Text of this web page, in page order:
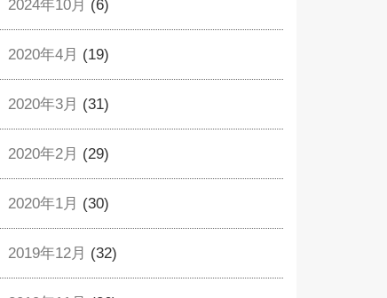
2024年10月 (6)
2020年4月 (19)
2020年3月 (31)
2020年2月 (29)
2020年1月 (30)
2019年12月 (32)